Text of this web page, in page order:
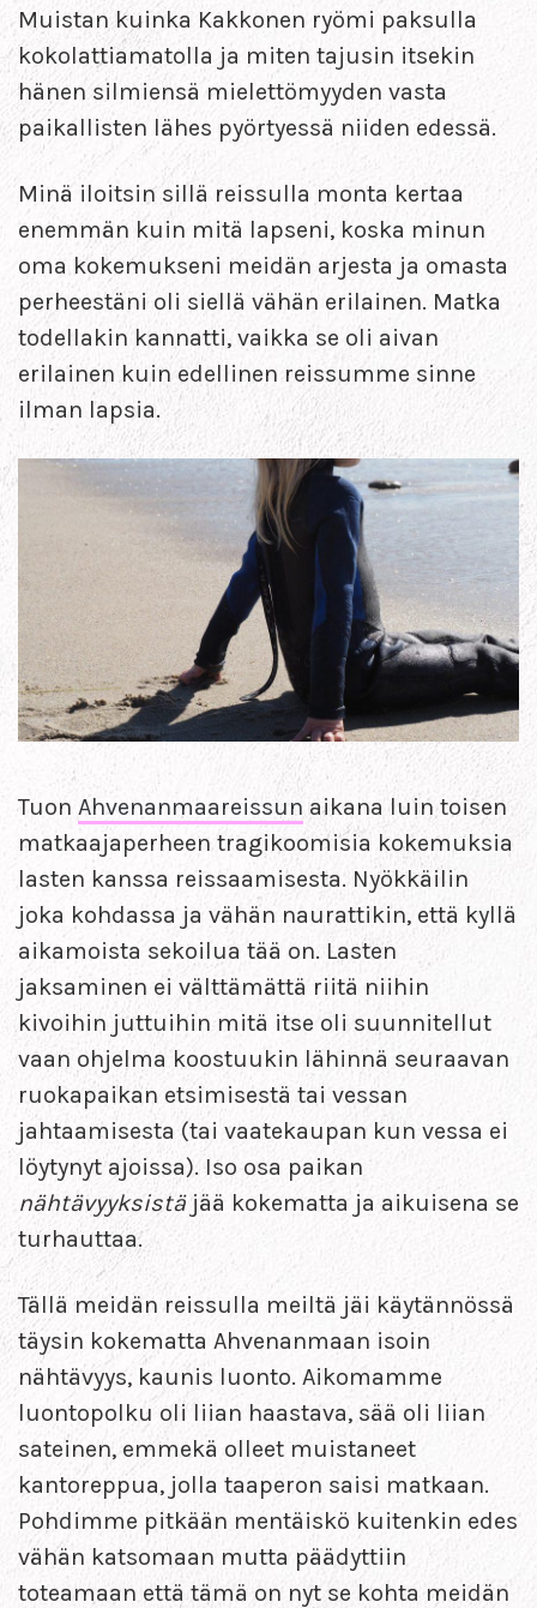
Muistan kuinka Kakkonen ryömi paksulla
kokolattiamatolla ja miten tajusin itsekin
hänen silmiensä mielettömyyden vasta
paikallisten lähes pyörtyessä niiden edessä.
Minä iloitsin sillä reissulla monta kertaa
enemmän kuin mitä lapseni, koska minun
oma kokemukseni meidän arjesta ja omasta
perheestäni oli siellä vähän erilainen. Matka
todellakin kannatti, vaikka se oli aivan
erilainen kuin edellinen reissumme sinne
ilman lapsia.
Tuon Ahvenanmaareissun aikana luin toisen
matkaajaperheen tragikoomisia kokemuksia
lasten kanssa reissaamisesta. Nyökkäilin
joka kohdassa ja vähän naurattikin, että kyllä
aikamoista sekoilua tää on. Lasten
jaksaminen ei välttämättä riitä niihin
kivoihin juttuihin mitä itse oli suunnitellut
vaan ohjelma koostuukin lähinnä seuraavan
ruokapaikan etsimisestä tai vessan
jahtaamisesta (tai vaatekaupan kun vessa ei
löytynyt ajoissa). Iso osa paikan
nähtävyyksistäjää kokematta ja aikuisena se
turhauttaa.
Tällä meidän reissulla meiltä jäi käytännössä
täysin kokematta Ahvenanmaan isoin
nähtävyys, kaunis luonto. Aikomamme
luontopolku oli liian haastava, sää oli liian
sateinen, emmekä olleet muistaneet
kantoreppua, jolla taaperon saisi matkaan.
Pohdimme pitkään mentäiskö kuitenkin edes
vähän katsomaan mutta päädyttiin
toteamaan että tämä on nyt se kohta meidän